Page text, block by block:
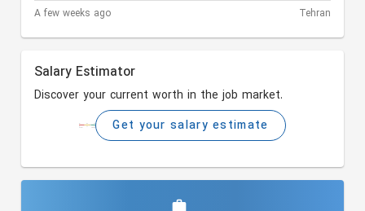
A few weeks ago Tehran
Salary Estimator
Discover your current worth in the job market.
Get your salary estimate